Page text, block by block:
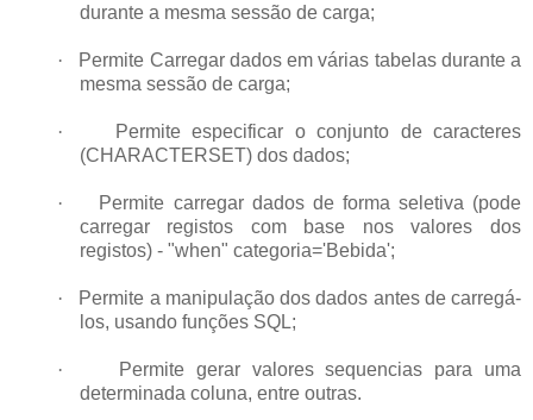
durante a mesma sessão de carga;
·
Permite Carregar dados em várias tabelas durante a
mesma sessão de carga;
·
Permite especificar o conjunto de caracteres
(CHARACTERSET) dos dados;
·
Permite carregar dados de forma seletiva (pode
carregar registos com base nos valores dos
registos) - "when" categoria='Bebida';
·
Permite a manipulação dos dados antes de carregá-
los, usando funções SQL;
·
Permite gerar valores sequencias para uma
determinada coluna, entre outras.